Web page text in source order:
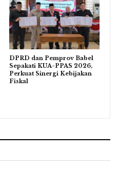
DPRD dan Pemprov Babel
Sepakati KUA-PPAS 2026,
Perkuat Sinergi Kebijakan
Fiskal